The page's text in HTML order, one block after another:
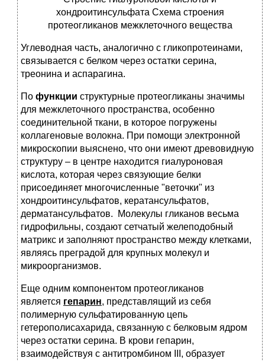
хондроитинсульфата Схема строения
протеогликанов межклеточного вещества
Углеводная часть, аналогично с гликопротеинами,
связывается с белком через остатки серина,
треонина и аспарагина.
По функции структурные протеогликаны значимы
для межклеточного пространства, особенно
соединительной ткани, в которое погружены
коллагеновые волокна. При помощи электронной
микроскопии выяснено, что они имеют древовидную
структуру – в центре находится гиалуроновая
кислота, которая через связующие белки
присоединяет многочисленные "веточки" из
хондроитинсульфатов, кератансульфатов,
дерматансульфатов. Молекулы гликанов весьма
гидрофильны, создают сетчатый желеподобный
матрикс и заполняют пространство между клетками,
являясь преградой для крупных молекул и
микроорганизмов.
Еще одним компонентом протеогликанов
является гепарин, представлящий из себя
полимерную сульфатированную цепь
гетерополисахарида, связанную с белковым ядром
через остатки серина. В крови гепарин,
взаимодействуя с антитромбином III, образует